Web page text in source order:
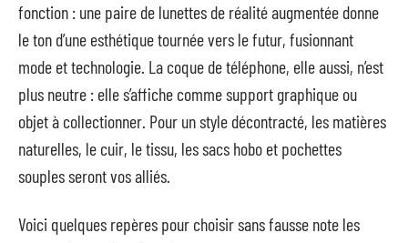
fonction : une paire de lunettes de réalité augmentée donne
le ton d’une esthétique tournée vers le futur, fusionnant
mode et technologie. La coque de téléphone, elle aussi, n’est
plus neutre : elle s’affiche comme support graphique ou
objet à collectionner. Pour un style décontracté, les matières
naturelles, le cuir, le tissu, les sacs hobo et pochettes
souples seront vos alliés.
Voici quelques repères pour choisir sans fausse note les